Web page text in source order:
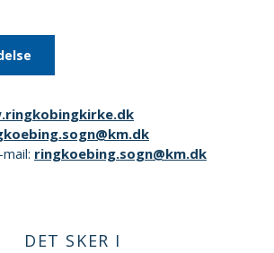
ringkoebing.sogn@km.dk
DET SKER I